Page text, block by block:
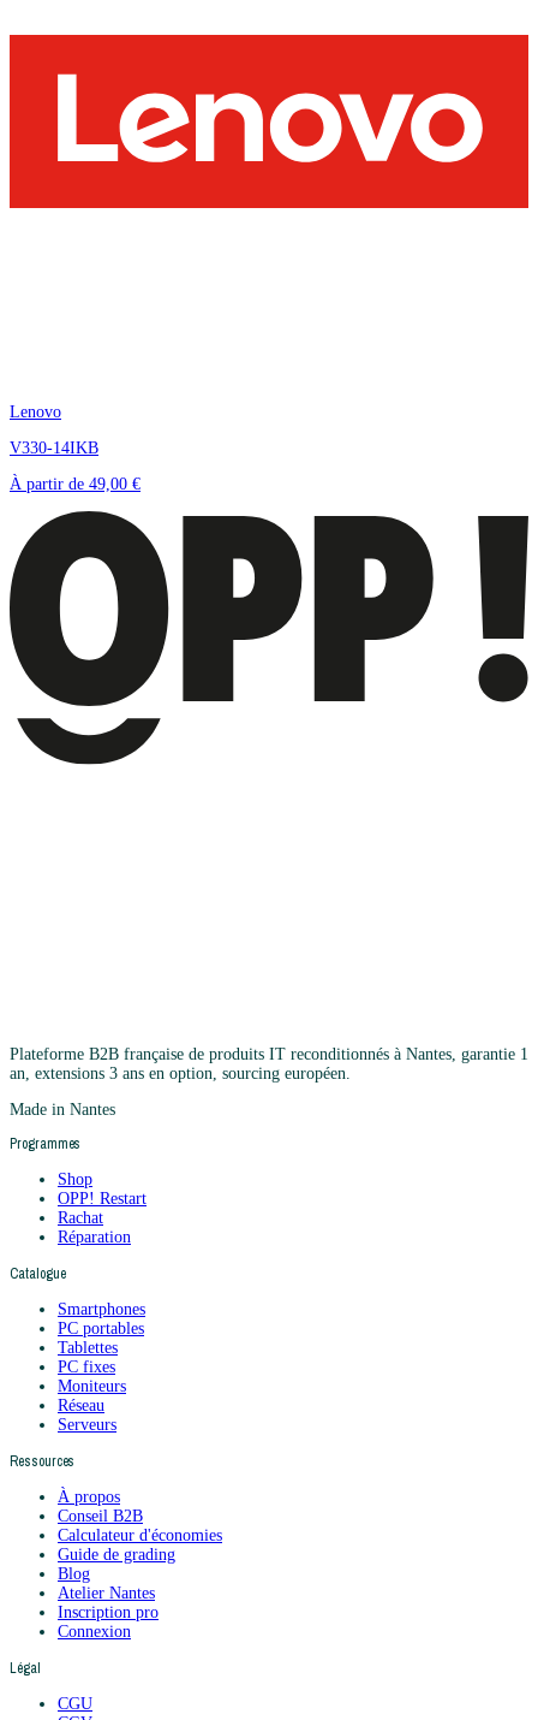
Lenovo
V330-14IKB
À partir de 49,00 €
Plateforme B2B française de produits IT reconditionnés à Nantes, garantie 1
an, extensions 3 ans en option, sourcing européen.
Made in Nantes
Programmes
Shop
OPP! Restart
Rachat
Réparation
Catalogue
Smartphones
PC portables
Tablettes
PC fixes
Moniteurs
Réseau
Serveurs
Ressources
À propos
Conseil B2B
Calculateur d'économies
Guide de grading
Blog
Atelier Nantes
Inscription pro
Connexion
Légal
CGU